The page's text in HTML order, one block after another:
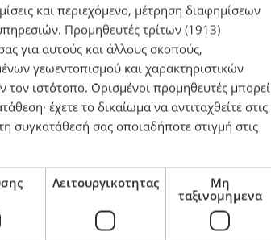
και περιεχόμενο, μέτρηση διαφημίσεων
Προμηθευτές τρίτων (1913)
για αυτούς και άλλους σκοπούς,
γεωεντοπισμού και χαρακτηριστικών
τον ιστότοπο. Ορισμένοι προμηθευτές μπορεί
έχετε το δικαίωμα να αντιταχθείτε στις
συγκατάθεσή σας οποιαδήποτε στιγμή στις
Λειτουργικοτητας
Μη
ταξινομημενα